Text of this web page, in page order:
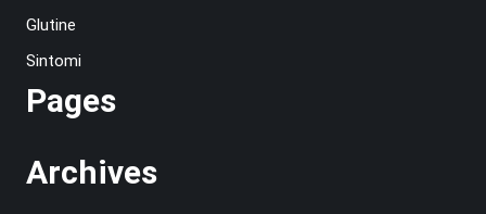
Glutine
Sintomi
Pages
Archives